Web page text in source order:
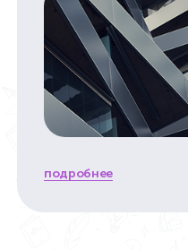
подробнее